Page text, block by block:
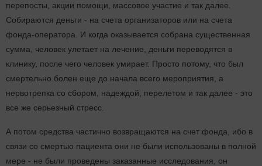
перепосты, акции помощи, массовое участие и так далее.
Собираются деньги - на счета организаторов или на счета
фонда-оператора. И когда оказывается собрана существенная
сумма, человек улетает на лечение, деньги переводятся в
клинику, после чего человек умирает. Просто потому, что был
смертельно болен еще до начала всего мероприятия, а
нервотрепка со сбором, надеждой, перелетом и так далее - это
все же серьезный стресс.
А потом средства частично возвращаются на счет фонда, ибо в
связи со смертью пациента они не были использованы в полной
мере - не были проведены заказанные исследования, он